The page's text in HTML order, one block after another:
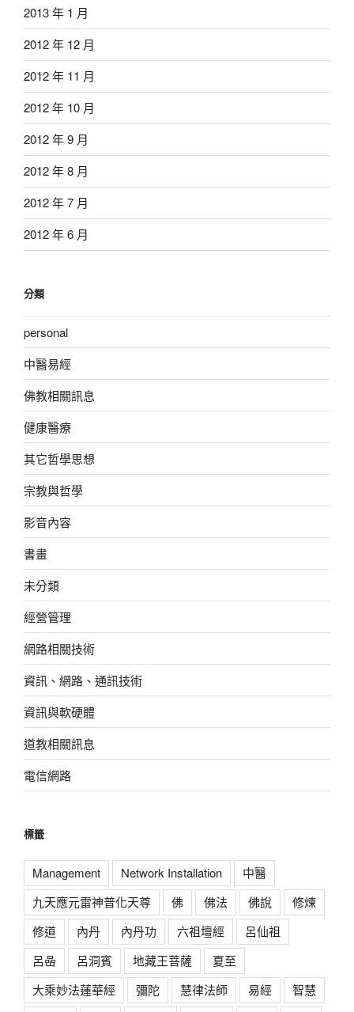
2013 年 1 月
2012 年 12 月
2012 年 11 月
2012 年 10 月
2012 年 9 月
2012 年 8 月
2012 年 7 月
2012 年 6 月
分類
personal
中醫易經
佛教相關訊息
健康醫療
其它哲學思想
宗教與哲學
影音內容
書畫
未分類
經營管理
網路相關技術
資訊、網路、通訊技術
資訊與軟硬體
道教相關訊息
電信網路
標籤
Management Network Installation
中醫
九天應元雷神普化天尊
佛 佛法 佛說
修煉
修道
內丹 內丹功 六祖壇經
呂仙祖
呂喦
呂洞賓 地藏王菩薩
夏至
大乘妙法蓮華經
彌陀 慧律法師 易經
智慧